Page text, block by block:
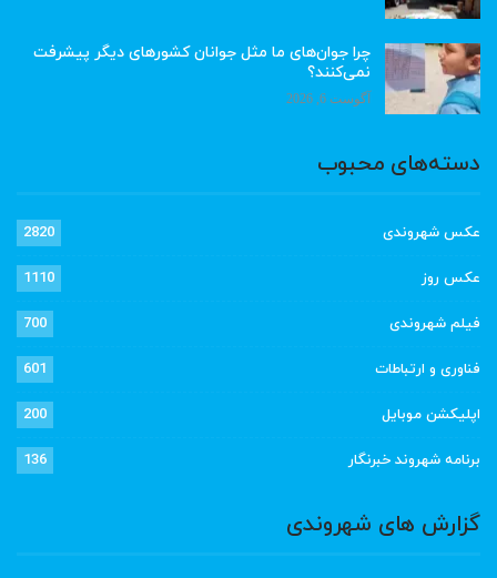
چرا جوان‌های ما مثل جوانان کشورهای دیگر پیشرفت
نمی‌کنند؟
آگوست 6, 2026
دسته‌های محبوب
عکس شهروندی 2820
عکس روز 1110
فیلم شهروندی 700
فناوری و ارتباطات 601
اپلیکشن موبایل 200
برنامه شهروند خبرنگار 136
گزارش های شهروندی